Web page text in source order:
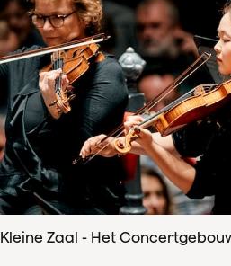
Kleine Zaal - Het